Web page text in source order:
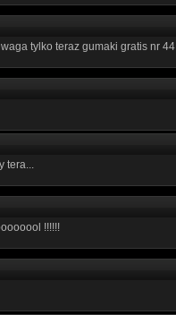
tylko teraz gumaki gratis nr 44
tera...
!!!!!!